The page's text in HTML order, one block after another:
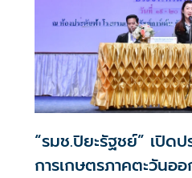
“รมช.ปิยะรัฐชย์” เปิด
การเกษตรภาคตะวันอ